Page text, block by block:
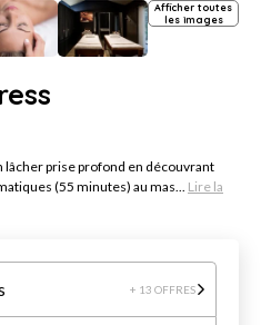
Afficher toutes
les images
lâcher prise profond en découvrant
(55 minutes) au mas... Lire la
+ 13 OFFRES